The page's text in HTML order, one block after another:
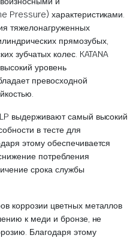
Pressure) характеристиками.
тяжелонагруженных
прямозубых,
зубчатых колес. KATANA
уровень
превосходной
выдерживают самый высокий
в тесте для
этому обеспечивается
потребления
срока службы
коррозии цветных металлов
к меди и бронзе, не
Благодаря этому